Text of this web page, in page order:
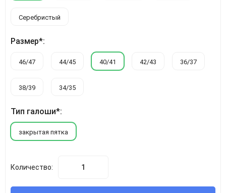
Серебристый
Размер*:
46/47 44/45 40/41 42/43 36/37
38/39 34/35
Тип галоши*:
закрытая пятка
Количество: